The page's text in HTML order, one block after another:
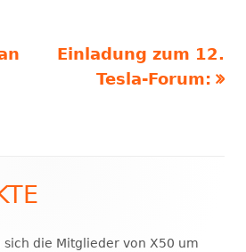
Nächster
Beitrag
Einladung zum 12.
Tesla-Forum:
sich die Mitglieder von X50 um